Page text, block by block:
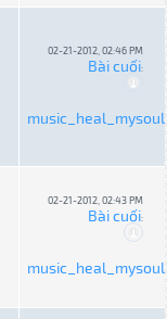
02-21-2012, 02:46 PM
Bài cuối:
music_heal_mysoul
02-21-2012, 02:43 PM
Bài cuối:
music_heal_mysoul